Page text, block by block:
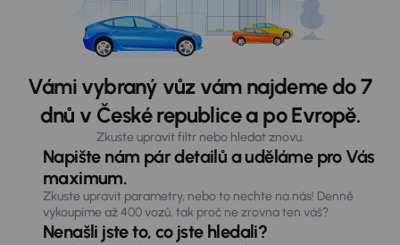
Vámi vybraný vůz vám najdeme do 7
dnů v České republice a po Evropě.
Zkuste upravit filtr nebo hledat znovu.
Napište nám pár detailů a uděláme pro Vás
maximum.
Zkuste upravit parametry, nebo to nechte na nás! Denně
vykoupíme až 400 vozů, tak proč ne zrovna ten váš?
Nenašli jste to, co jste hledali?